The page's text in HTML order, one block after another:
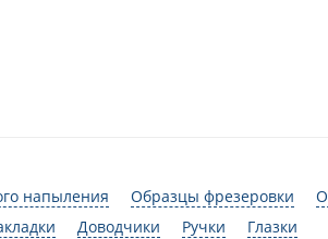
напыления Образцы фрезеровки
Доводчики Ручки Глазки